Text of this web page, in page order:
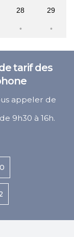
28 29
tarif des
appeler de
9h30 à 16h.